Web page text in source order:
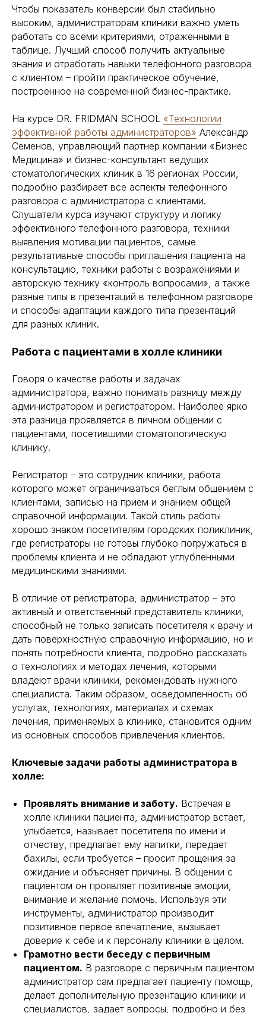
Чтобы показатель конверсии был стабильно
высоким, администраторам клиники важно уметь
работать со всеми критериями, отраженными в
таблице. Лучший способ получить актуальные
знания и отработать навыки телефонного разговора
с клиентом – пройти практическое обучение,
построенное на современной бизнес-практике.
На курсе DR. FRIDMAN SCHOOL «Технологии
эффективной работы администраторов» Александр
Семенов, управляющий партнер компании «Бизнес
Медицина» и бизнес-консультант ведущих
стоматологических клиник в 16 регионах России,
подробно разбирает все аспекты телефонного
разговора с администратора с клиентами.
Слушатели курса изучают структуру и логику
эффективного телефонного разговора, техники
выявления мотивации пациентов, самые
результативные способы приглашения пациента на
консультацию, техники работы с возражениями и
авторскую технику «контроль вопросами», а также
разные типы в презентаций в телефонном разговоре
и способы адаптации каждого типа презентаций
для разных клиник.
Работа с пациентами в холле клиники
Говоря о качестве работы и задачах
администратора, важно понимать разницу между
администратором и регистратором. Наиболее ярко
эта разница проявляется в личном общении с
пациентами, посетившими стоматологическую
клинику.
Регистратор – это сотрудник клиники, работа
которого может ограничиваться беглым общением с
клиентами, записью на прием и знанием общей
справочной информации. Такой стиль работы
хорошо знаком посетителям городских поликлиник,
где регистраторы не готовы глубоко погружаться в
проблемы клиента и не обладают углубленными
медицинскими знаниями.
В отличие от регистратора, администратор – это
активный и ответственный представитель клиники,
способный не только записать посетителя к врачу и
дать поверхностную справочную информацию, но и
понять потребности клиента, подробно рассказать
о технологиях и методах лечения, которыми
владеют врачи клиники, рекомендовать нужного
специалиста. Таким образом, осведомленность об
услугах, технологиях, материалах и схемах
лечения, применяемых в клинике, становится одним
из основных способов привлечения клиентов.
Ключевые задачи работы администратора в
холле:
Проявлять внимание и заботу. Встречая в
холле клиники пациента, администратор встает,
улыбается, называет посетителя по имени и
отчеству, предлагает ему напитки, передает
бахилы, если требуется – просит прощения за
ожидание и объясняет причины. В общении с
пациентом он проявляет позитивные эмоции,
внимание и желание помочь. Используя эти
инструменты, администратор производит
позитивное первое впечатление, вызывает
доверие к себе и к персоналу клиники в целом.
Грамотно вести беседу с первичным
пациентом. В разговоре с первичным пациентом
администратор сам предлагает пациенту помощь,
делает дополнительную презентацию клиники и
специалистов, задает вопросы, подробно и без